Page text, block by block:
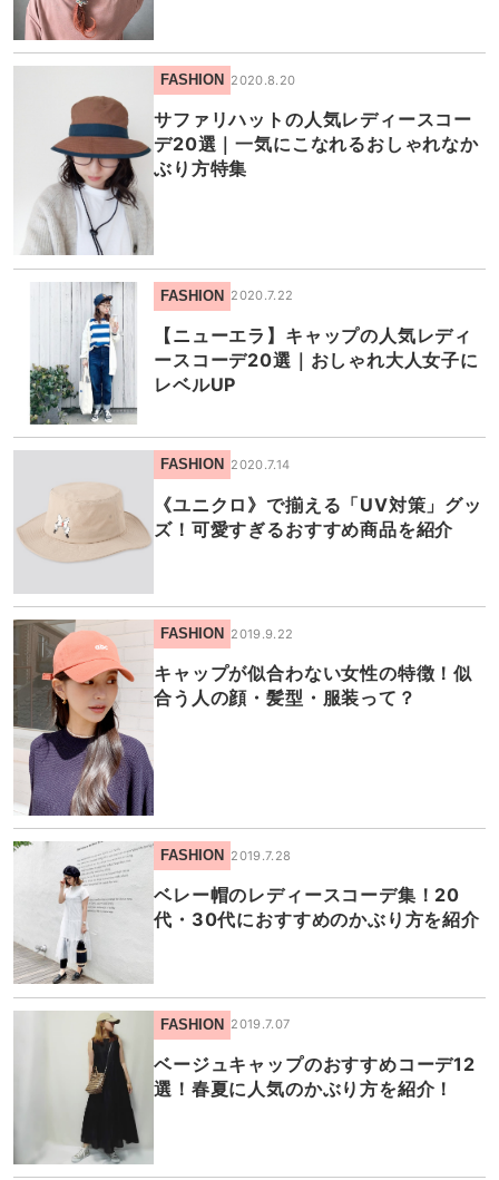
FASHION 2020.8.20
サファリハットの人気レディースコー
デ20選｜一気にこなれるおしゃれなか
ぶり方特集
FASHION 2020.7.22
【ニューエラ】キャップの人気レディ
ースコーデ20選｜おしゃれ大人女子に
レベルUP
FASHION 2020.7.14
《ユニクロ》で揃える「UV対策」グッ
ズ！可愛すぎるおすすめ商品を紹介
FASHION 2019.9.22
キャップが似合わない女性の特徴！似
合う人の顔・髪型・服装って？
FASHION 2019.7.28
ベレー帽のレディースコーデ集！20
代・30代におすすめのかぶり方を紹介
FASHION 2019.7.07
ベージュキャップのおすすめコーデ12
選！春夏に人気のかぶり方を紹介！